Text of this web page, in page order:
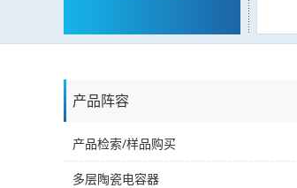
产品阵容
产品检索/样品购买
多层陶瓷电容器